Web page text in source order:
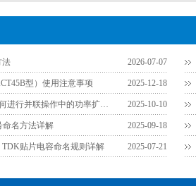
法 2026-07-07
型）使用注意事项 2025-12-18
2025-10-10
名方法详解 2025-09-18
贴片电容命名规则详解 2025-07-21